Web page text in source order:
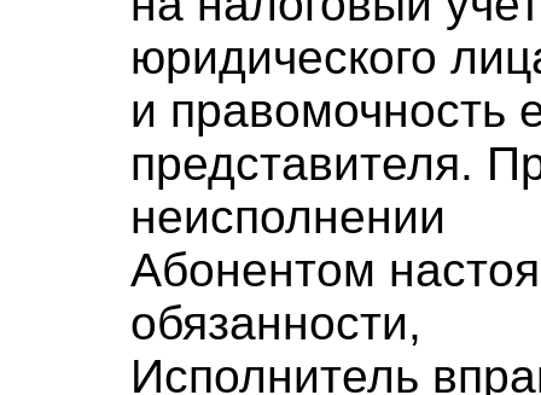
юридического
и правомочность
представителя.
неисполнении
Абонентом
обязанности,
Исполнитель